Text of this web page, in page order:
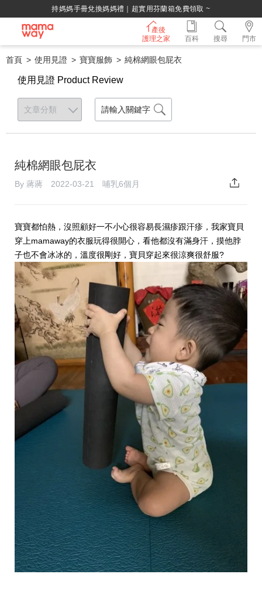
持媽媽手冊兌換媽媽禮｜超實用芬蘭箱免費領取 ~
產後
護理之家
門市
百科 搜尋
首頁 使用見證 寶寶服飾 純棉網眼包屁衣
使用見證 Product Review
純棉網眼包屁衣
By 蔣蔣 2022-03-21 哺乳6個月
寶寶都怕熱，沒照顧好一不小心很容易長濕疹跟汗疹，我家寶貝
穿上mamaway的衣服玩得很開心，看他都沒有滿身汗，摸他脖
子也不會冰冰的，溫度很剛好，寶貝穿起來很涼爽很舒服?